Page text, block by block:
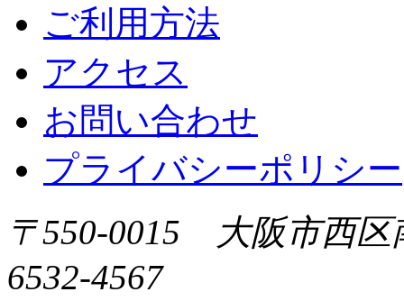
ご利用方法
アクセス
お問い合わせ
プライバシーポリシー
〒550-0015 大阪市西
6532-4567